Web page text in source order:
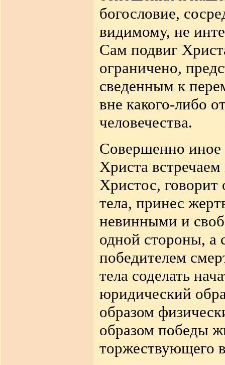
богословие,
видимому, не
Сам подвиг
ограничено,
сведенным к
вне какого-либо
человечества.
Совершенно иное
Христа
Христос, говорит
тела, принес
невинными и
одной стороны, а
победителем
тела соделать
юридический
образом
образом победы
торжествующего